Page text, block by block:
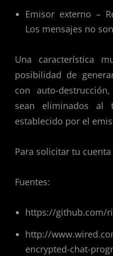
Emisor externo –
Los mensajes no
Una característica
posibilidad de
con auto-
sean eliminados al
establecido por el
Para solicitar tu cuenta
Fuentes:
https://github.com/
http://
encrypted-chat-